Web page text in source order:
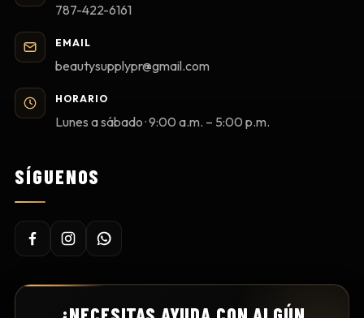
787-422-6161
EMAIL
beautysupplypr@gmail.com
HORARIO
Lunes a sábado · 9:00 a.m. – 5:00 p.m.
SÍGUENOS